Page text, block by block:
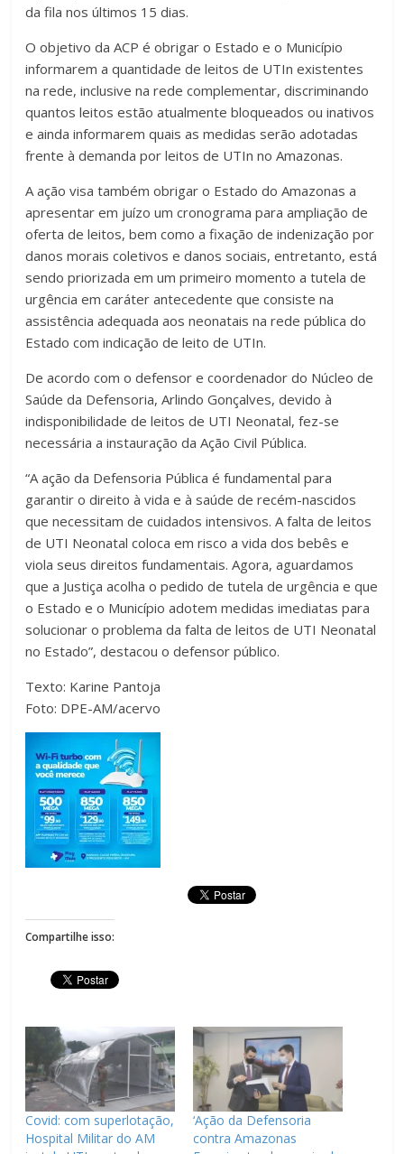
da fila nos últimos 15 dias.
O objetivo da ACP é obrigar o Estado e o Município
informarem a quantidade de leitos de UTIn existentes
na rede, inclusive na rede complementar, discriminando
quantos leitos estão atualmente bloqueados ou inativos
e ainda informarem quais as medidas serão adotadas
frente à demanda por leitos de UTIn no Amazonas.
A ação visa também obrigar o Estado do Amazonas a
apresentar em juízo um cronograma para ampliação de
oferta de leitos, bem como a fixação de indenização por
danos morais coletivos e danos sociais, entretanto, está
sendo priorizada em um primeiro momento a tutela de
urgência em caráter antecedente que consiste na
assistência adequada aos neonatais na rede pública do
Estado com indicação de leito de UTIn.
De acordo com o defensor e coordenador do Núcleo de
Saúde da Defensoria, Arlindo Gonçalves, devido à
indisponibilidade de leitos de UTI Neonatal, fez-se
necessária a instauração da Ação Civil Pública.
“A ação da Defensoria Pública é fundamental para
garantir o direito à vida e à saúde de recém-nascidos
que necessitam de cuidados intensivos. A falta de leitos
de UTI Neonatal coloca em risco a vida dos bebês e
viola seus direitos fundamentais. Agora, aguardamos
que a Justiça acolha o pedido de tutela de urgência e que
o Estado e o Município adotem medidas imediatas para
solucionar o problema da falta de leitos de UTI Neonatal
no Estado”, destacou o defensor público.
Texto: Karine Pantoja
Foto: DPE-AM/acervo
Compartilhe isso:
Covid: com superlotação,
Hospital Militar do AM
‘Ação da Defensoria
contra Amazonas